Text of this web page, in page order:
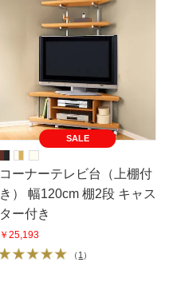
SALE
コーナーテレビ台（上棚付
き） 幅120cm 棚2段 キャス
ター付き
￥25,193
（ 1 ）